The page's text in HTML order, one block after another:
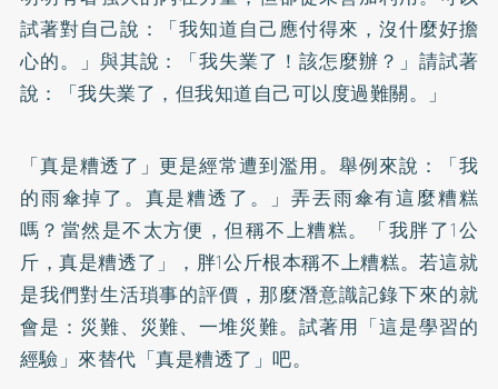
試著對自己說：「我知道自己應付得來，沒什麼好擔
心的。」與其說：「我失業了！該怎麼辦？」請試著
說：「我失業了，但我知道自己可以度過難關。」
「真是糟透了」更是經常遭到濫用。舉例來說：「我
的雨傘掉了。真是糟透了。」弄丟雨傘有這麼糟糕
嗎？當然是不太方便，但稱不上糟糕。「我胖了1公
斤，真是糟透了」，胖1公斤根本稱不上糟糕。若這就
是我們對生活瑣事的評價，那麼潛意識記錄下來的就
會是：災難、災難、一堆災難。試著用「這是學習的
經驗」來替代「真是糟透了」吧。